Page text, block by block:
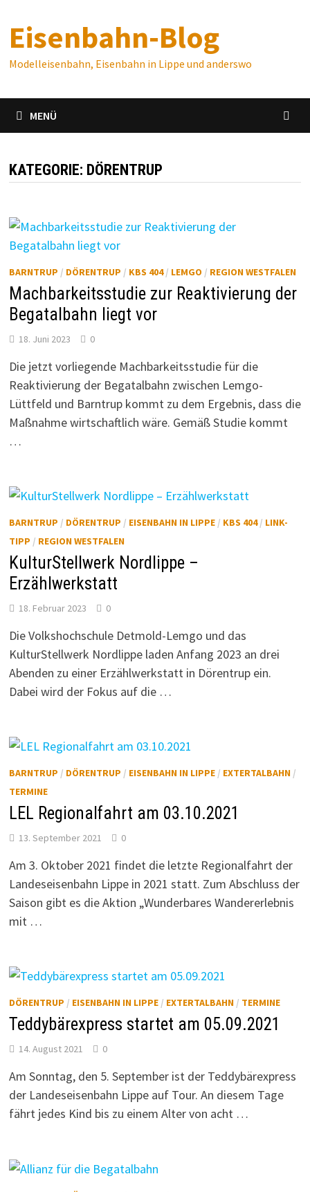
Inhalt
springen
Eisenbahn-Blog
Modelleisenbahn, Eisenbahn in Lippe und anderswo
MENÜ
KATEGORIE: DÖRENTRUP
BARNTRUP / DÖRENTRUP / KBS 404/ LEMGO / REGION WESTFALEN
Machbarkeitsstudie zur Reaktivierung der
Begatalbahn liegt vor
18. Juni 2023 0
Die jetzt vorliegende Machbarkeitsstudie für die
Reaktivierung der Begatalbahn zwischen Lemgo-
Lüttfeld und Barntrup kommt zu dem Ergebnis, dass die
Maßnahme wirtschaftlich wäre. Gemäß Studie kommt
…
BARNTRUP / DÖRENTRUP / EISENBAHN IN LIPPE/ KBS 404/ LINK-
TIPP / REGION WESTFALEN
KulturStellwerk Nordlippe –
Erzählwerkstatt
18. Februar 2023 0
Die Volkshochschule Detmold-Lemgo und das
KulturStellwerk Nordlippe laden Anfang 2023 an drei
Abenden zu einer Erzählwerkstatt in Dörentrup ein.
Dabei wird der Fokus auf die …
BARNTRUP / DÖRENTRUP / EISENBAHN IN LIPPE/ EXTERTALBAHN/
TERMINE
LEL Regionalfahrt am 03.10.2021
13. September 2021 0
Am 3. Oktober 2021 findet die letzte Regionalfahrt der
Landeseisenbahn Lippe in 2021 statt. Zum Abschluss der
Saison gibt es die Aktion „Wunderbares Wandererlebnis
mit …
DÖRENTRUP / EISENBAHN IN LIPPE/ EXTERTALBAHN/ TERMINE
Teddybärexpress startet am 05.09.2021
14. August 2021 0
Am Sonntag, den 5. September ist der Teddybärexpress
der Landeseisenbahn Lippe auf Tour. An diesem Tage
fährt jedes Kind bis zu einem Alter von acht …